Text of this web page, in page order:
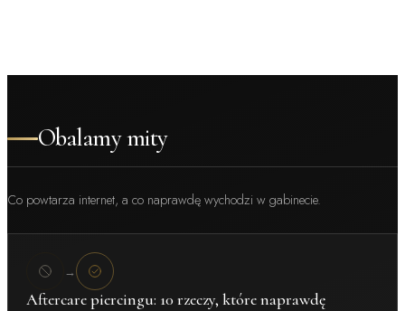
Obalamy mity
Co powtarza internet, a co naprawdę wychodzi w gabinecie.
→
Aftercare piercingu: 10 rzeczy, które naprawdę